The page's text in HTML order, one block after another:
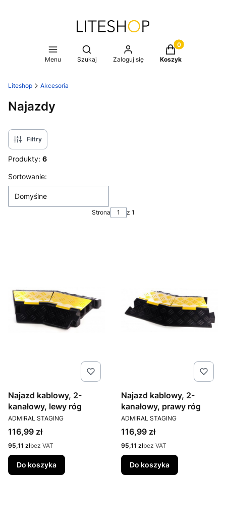
Menu
Otwórz wyszukiwarkę
Szukaj Zaloguj się
Produkty w
Koszyk
Liteshop Akcesoria
Najazdy
Filtry
Produkty: 6
Lista produktów
Sortowanie:
Domyślne
Strona z 1
Najazd kablowy, 2-
kanałowy, lewy róg
PRODUCENT
ADMIRAL STAGING
Cena
116,99 zł
Cena
95,11 złbez VAT
Do koszyka
Najazd kablowy, 2-
kanałowy, prawy róg
PRODUCENT
ADMIRAL STAGING
Cena
116,99 zł
Cena
95,11 złbez VAT
Do koszyka